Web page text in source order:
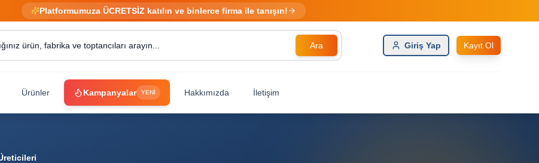
Platformumuza ÜCRETSİZ katılın ve binlerce firma ile tanışın!
Ara Giriş Yap Kayıt Ol
Ürünler Kampanyalar YENİ Hakkımızda İletişim